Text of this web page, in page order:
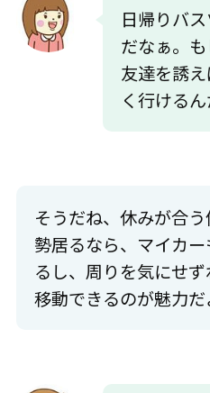
日帰りバ
だなぁ。
友達を誘
く行けるん
そうだね、休みが合
勢居るなら、マイカ
るし、周りを気にせ
移動できるのが魅力だ